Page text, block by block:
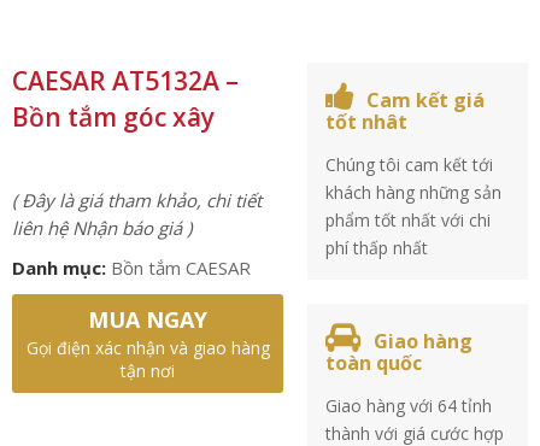
CAESAR AT5132A –
Bồn tắm góc xây
( Đây là giá tham khảo, chi tiết
liên hệ Nhận báo giá )
Danh mục: Bồn tắm CAESAR
MUA NGAY
Gọi điện xác nhận và giao hàng
tận nơi
Cam kết giá
tốt nhât
Chúng tôi cam kết tới
khách hàng những sản
phẩm tốt nhất với chi
phí thấp nhất
Giao hàng
toàn quốc
Giao hàng với 64 tỉnh
thành với giá cước hợp